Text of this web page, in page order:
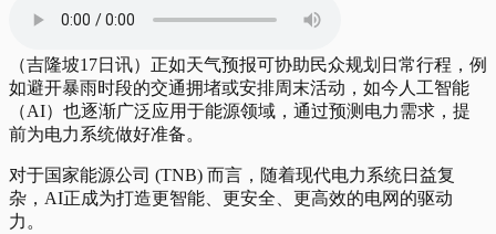
（吉隆坡17日讯）正如天气预报可协助民众规划日常行程，例
如避开暴雨时段的交通拥堵或安排周末活动，如今人工智能
（AI）也逐渐广泛应用于能源领域，通过预测电力需求，提
前为电力系统做好准备。
对于国家能源公司 (TNB) 而言，随着现代电力系统日益复
杂，AI正成为打造更智能、更安全、更高效的电网的驱动
力。